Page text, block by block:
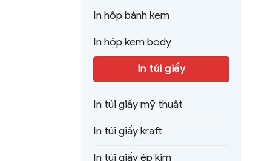
In hộp bánh kem
In hộp kem body
In túi giấy
In túi giấy mỹ thuật
In túi giấy kraft
In túi giấy ép kim